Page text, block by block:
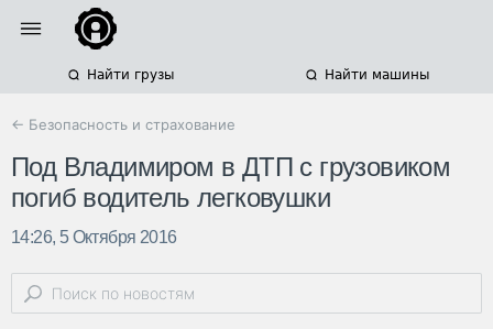
Найти грузы Найти машины
← Безопасность и страхование
Под Владимиром в ДТП с грузовиком
погиб водитель легковушки
14:26, 5 Октября 2016